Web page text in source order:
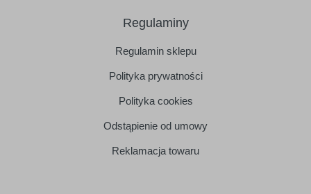
Regulaminy
Regulamin sklepu
Polityka prywatności
Polityka cookies
Odstąpienie od umowy
Reklamacja towaru